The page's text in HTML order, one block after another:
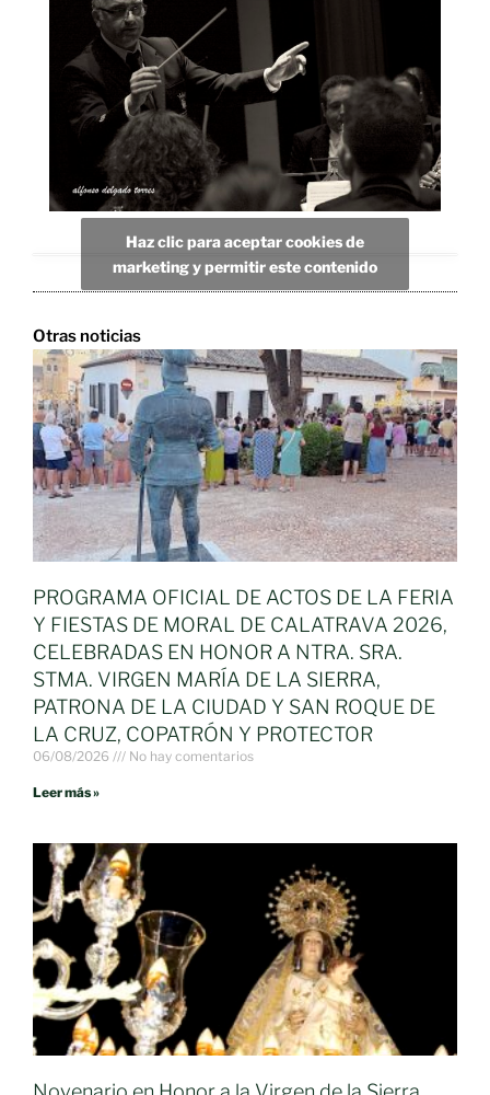
Haz clic para aceptar cookies de
marketing y permitir este contenido
Otras noticias
PROGRAMA OFICIAL DE ACTOS DE LA FERIA
Y FIESTAS DE MORAL DE CALATRAVA 2026,
CELEBRADAS EN HONOR A NTRA. SRA.
STMA. VIRGEN MARÍA DE LA SIERRA,
PATRONA DE LA CIUDAD Y SAN ROQUE DE
LA CRUZ, COPATRÓN Y PROTECTOR
06/08/2026 No hay comentarios
Leer más »